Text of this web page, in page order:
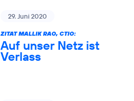
29. Juni 2020
ZITAT MALLIK RAO, CTIO:
Auf unser Netz ist
Verlass